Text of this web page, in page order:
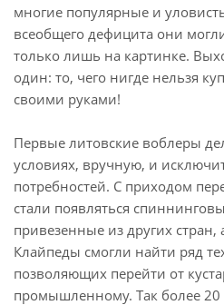
многие популярные и
всеобщего дефицита они
только лишь на картинке.
один: то, чего нигде нельзя
своими руками!
Первые литовские воблеры
условиях, вручную, и
потребностей. С приходом
стали появляться
привезенные из других стран,
Клайпеды смогли найти ряд
позволяющих перейти от
промышленному. Так более 20